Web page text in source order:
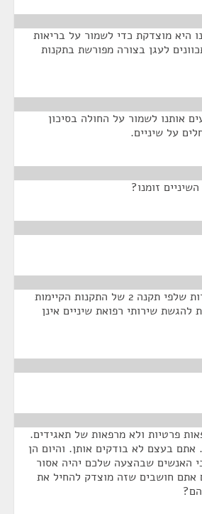
היא מוצדקת כדי לשמור על בריאות
לעגן בצורה מפורשת בתקנות
אותנו לשמור על החולה בסיכון
על שיניים.
זומנו?
מה שאתם אומרים למרות שלפי תקנה 2 של התקנות הקיימות
להגשת שירותי רפואת שיניים אינן
פרטיות ולא מרפאות של תאגידים.
אתם בעצם לא בודקים אותן. והיום הן
האנשים שבהצעה שלכם יהיה אסור
אתם חושבים שזה מוצדק להחיל את